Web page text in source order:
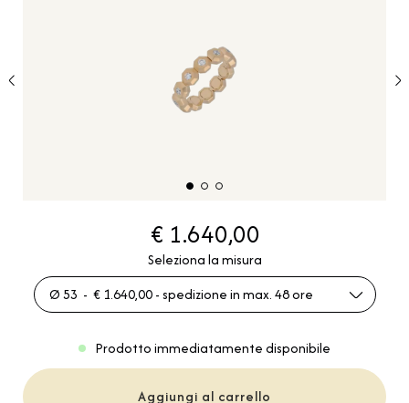
€ 1.640,00
Seleziona la misura
Ø 53 - € 1.640,00 - spedizione in max. 48 ore
Prodotto immediatamente disponibile
Aggiungi al carrello